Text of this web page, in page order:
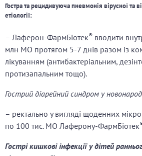
Гостра та рецидивуюча пневмонія вірусної та
етіології:
– Лаферон-ФармБіотек® вводити
млн МО протягом 5-7 днів разом із
лікуванням (антибактеріальним,
протизапальним тощо).
Гострий діарейний синдром у
– ректально у вигляді щоденних
по 100 тис. МО Лаферону-ФармБіотек
Гострі кишкові інфекції у дітей